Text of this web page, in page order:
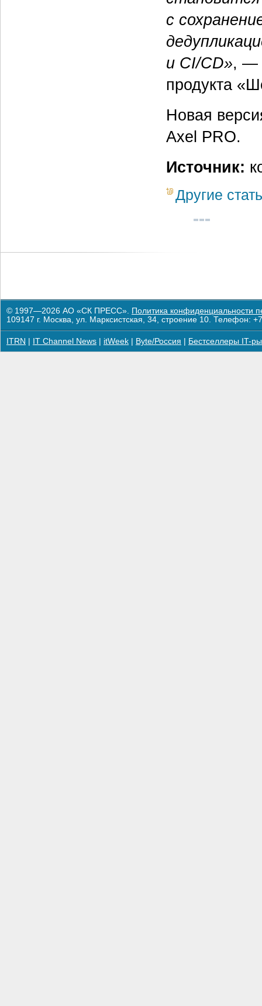
с
и CI/CD», —
продукта
Новая
Axel PRO.
Источник:
Другие
© 1997—2026 АО «СК ПРЕСС». Политика конфиденциальности
109147 г. Москва, ул. Марксистская, 34, строение 10. Телефон:
ITRN IT Channel News itWeek Byte/Россия Бестселлеры IT-